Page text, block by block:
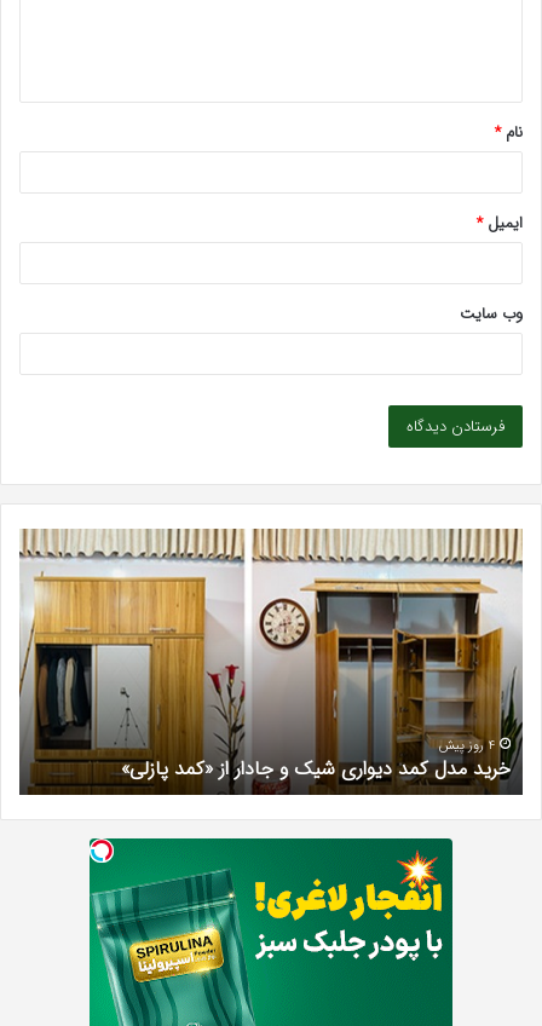
*
نام*
ایمیل*
وب‌ سایت
بهترین
کلینیک
زیبایی
در
فردیس
کرج؛
دکتر
مریم
خیرآبادی
4 روز پیش
بهترین کلینیک زیبایی در فردیس کرج؛ دکتر مریم خیرآبادی